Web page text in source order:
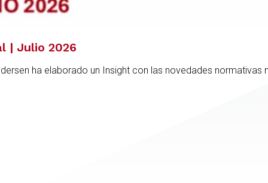
| Julio 2026
ha elaborado un Insight con las novedades normativas